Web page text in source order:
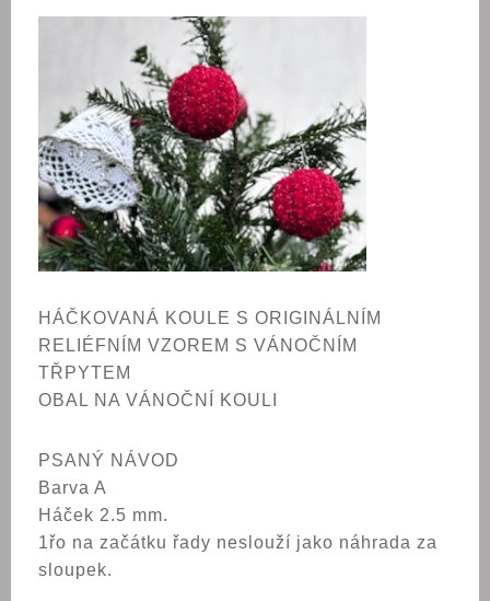
HÁČKOVANÁ KOULE S ORIGINÁLNÍM
RELIÉFNÍM VZOREM S VÁNOČNÍM
TŘPYTEM
OBAL NA VÁNOČNÍ KOULI
PSANÝ NÁVOD
Barva A
Háček 2.5 mm.
1řo na začátku řady neslouží jako náhrada za
sloupek.